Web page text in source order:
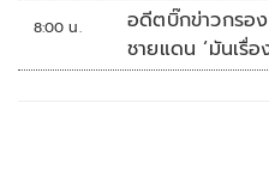
8:00 น.
อดีตบิ๊กข่าวกรอ
ชายแดน ‘มันเรื่อ